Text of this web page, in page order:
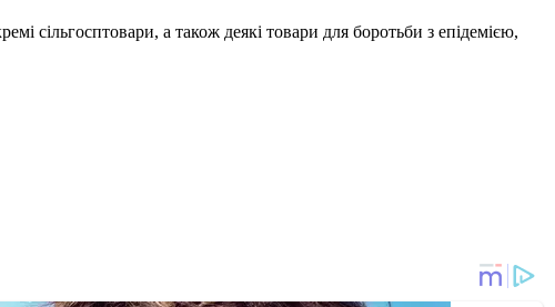
сільгосптовари, а також деякі товари для боротьби з епідемією,